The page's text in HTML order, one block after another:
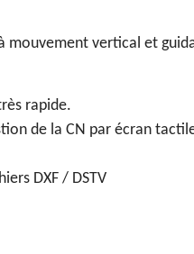
mouvement vertical et
rapide.
de la CN par écran
DXF / DSTV